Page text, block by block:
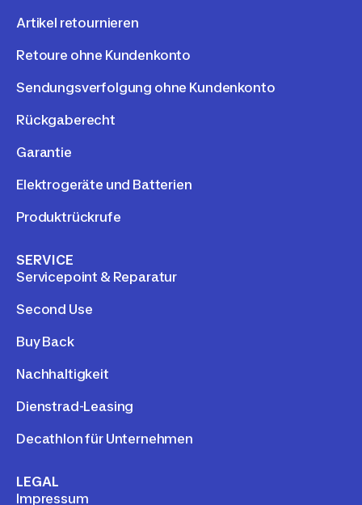
Artikel retournieren
Retoure ohne Kundenkonto
Sendungsverfolgung ohne Kundenkonto
Rückgaberecht
Garantie
Elektrogeräte und Batterien
Produktrückrufe
SERVICE
Servicepoint & Reparatur
Second Use
Buy Back
Nachhaltigkeit
Dienstrad-Leasing
Decathlon für Unternehmen
LEGAL
Impressum